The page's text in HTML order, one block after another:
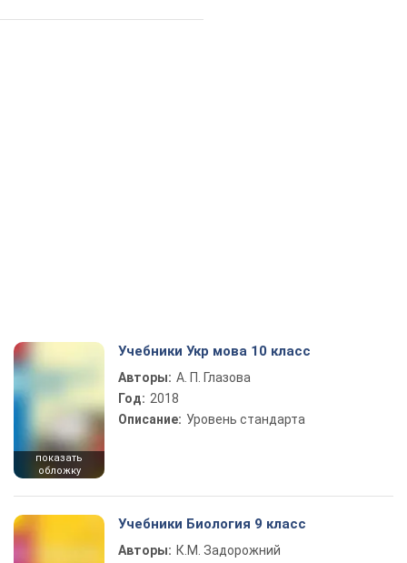
показать
обложку
Учебники Укр мова 10 класс
Авторы: А. П. Глазова
Год: 2018
Описание: Уровень стандарта
Учебники Биология 9 класс
Авторы: К.М. Задорожний